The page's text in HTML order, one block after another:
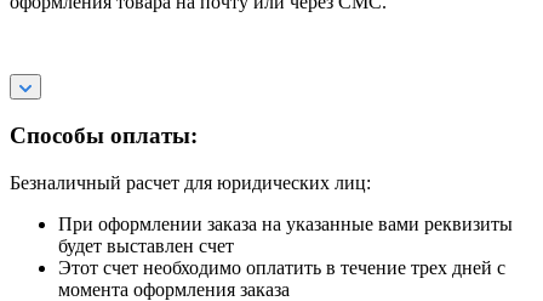
Способы оплаты:
Безналичный расчет для юридических лиц:
При оформлении заказа на указанные вами реквизиты
будет выставлен счет
Этот счет необходимо оплатить в течение трех дней с
момента оформления заказа